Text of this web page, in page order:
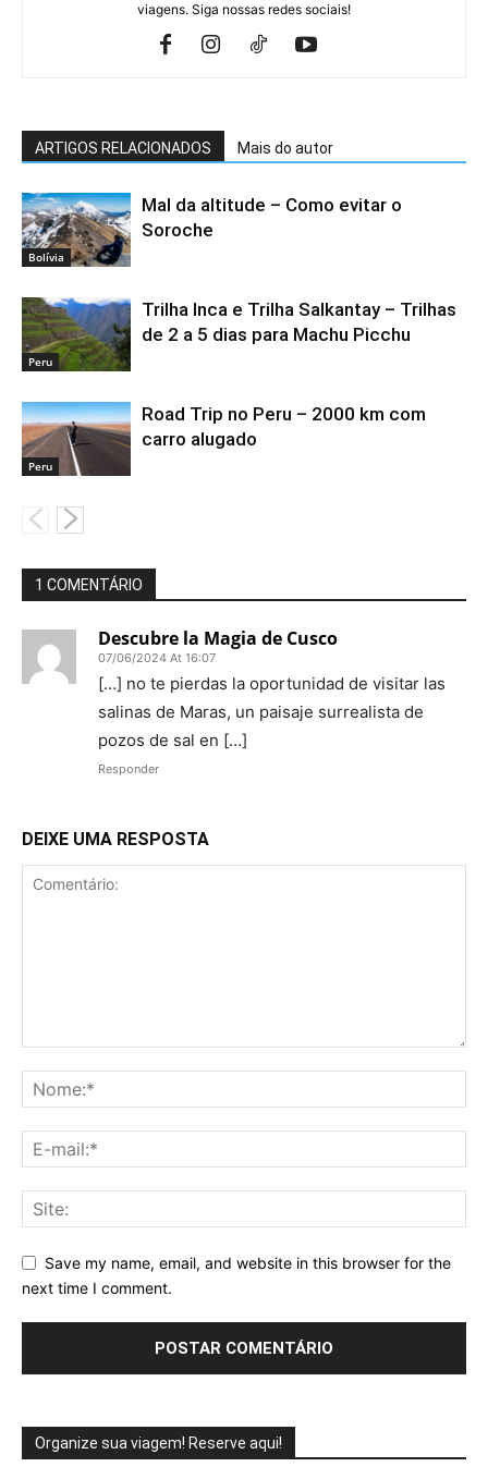
viagens. Siga nossas redes sociais!
ARTIGOS RELACIONADOS Mais do autor
Bolívia
Mal da altitude – Como evitar o
Soroche
Peru
Trilha Inca e Trilha Salkantay – Trilhas
de 2 a 5 dias para Machu Picchu
Peru
Road Trip no Peru – 2000 km com
carro alugado
1 COMENTÁRIO
Descubre la Magia de Cusco
07/06/2024 At 16:07
[…] no te pierdas la oportunidad de visitar las
salinas de Maras, un paisaje surrealista de
pozos de sal en […]
Responder
DEIXE UMA RESPOSTA
Save my name, email, and website in this browser for the
next time I comment.
Organize sua viagem! Reserve aqui!